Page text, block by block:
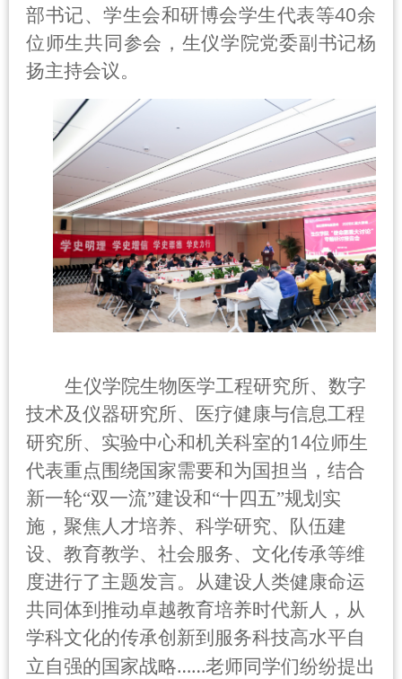
部书记、学生会和研博会学生代表等40余
位师生共同参会，生仪学院党委副书记杨
扬主持会议。
生仪学院生物医学工程研究所、数字
技术及仪器研究所、医疗健康与信息工程
研究所、实验中心和机关科室的14位师生
代表重点围绕国家需要和为国担当，结合
新一轮“双一流”建设和“十四五”规划实
施，聚焦人才培养、科学研究、队伍建
设、教育教学、社会服务、文化传承等维
度进行了主题发言。从建设人类健康命运
共同体到推动卓越教育培养时代新人，从
学科文化的传承创新到服务科技高水平自
立自强的国家战略……老师同学们纷纷提出